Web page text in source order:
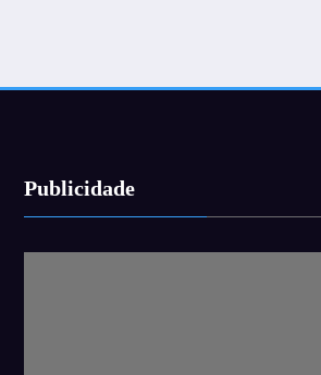
Publicidade